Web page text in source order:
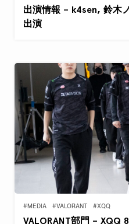
出演情報 – k4sen, 鈴木
出演
#MEDIA #VALORANT #XQQ
VALORANT部門 – XQQ